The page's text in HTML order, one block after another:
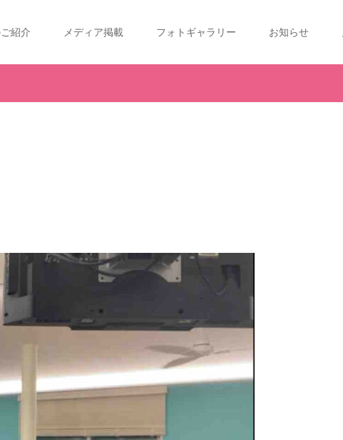
紹介 メディア掲載 フォトギャラリー お知らせ